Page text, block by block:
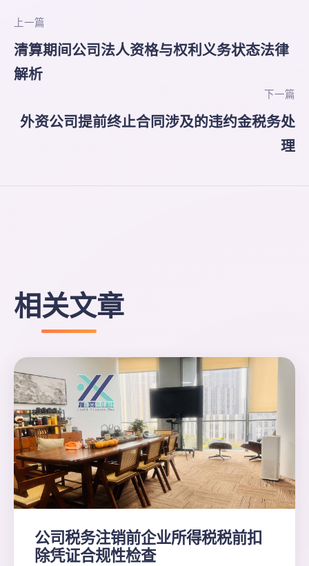
上一篇
清算期间公司法人资格与权利义务状态法律
解析
下一篇
外资公司提前终止合同涉及的违约金税务处
理
相关文章
公司税务注销前企业所得税税前扣
除凭证合规性检查